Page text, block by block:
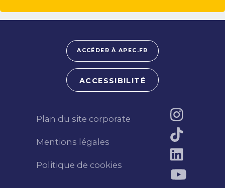
Plan du site corporate
Mentions légales
Politique de cookies
ACCÉDER À APEC.FR
ACCESSIBILITÉ